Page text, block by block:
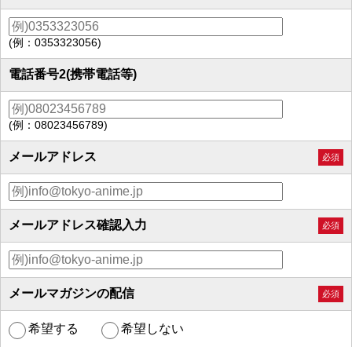
(例：0353323056)
電話番号2(携帯電話等)
(例：08023456789)
メールアドレス 必須
メールアドレス確認入力 必須
メールマガジンの配信 必須
希望する 希望しない